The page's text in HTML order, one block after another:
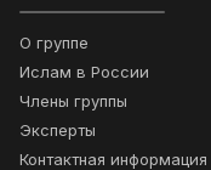
О группе
Ислам в России
Члены группы
Эксперты
Контактная информация